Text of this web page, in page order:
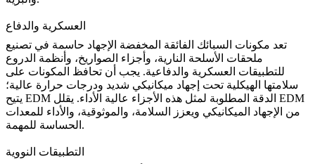
العسكرية والدفاع
تعد مكونات السبائك الفائقة المخفضة الإجهاد حاسمة في تصنيع
ملحقات الأسلحة النارية، وأجزاء الصواريخ، وأنظمة الدروع
للتطبيقات العسكرية والدفاعية. يجب أن تحافظ المكونات على
سلامتها الهيكلية تحت إجهاد ميكانيكي شديد ودرجات حرارة عالية؛
يتيح EDM الدقة المطلوبة لمثل هذه الأجزاء عالية الأداء. يقلل EDM
من الإجهاد الميكانيكي ويعزز السلامة، والموثوقية، والأداء للمعدات
الحساسة للمهمة.
التطبيقات النووية